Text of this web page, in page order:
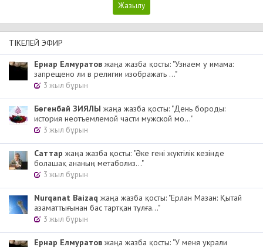
ТІКЕЛЕЙ ЭФИР
Ернар Елмуратов жаңа жазба қосты: "Узнаем у имама:
запрещено ли в религии изображать ..."
3 жыл бұрын
Бөгенбай ЗИЯЛЫ жаңа жазба қосты: "День бороды:
история неотъемлемой части мужской мо..."
3 жыл бұрын
Cаттар жаңа жазба қосты: "Әке гені жүктілік кезінде
болашақ ананың метаболиз..."
3 жыл бұрын
Nurqanat Baizaq жаңа жазба қосты: "Ерлан Мазан: Қытай
азаматтығынан бас тартқан тұлға..."
3 жыл бұрын
Ернар Елмуратов жаңа жазба қосты: "У меня украли